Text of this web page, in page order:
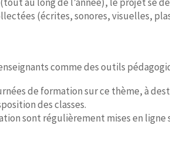
(écrites, sonores, visuelles,
comme des outils
de formation sur ce thème, à
des classes.
sont régulièrement mises en ligne